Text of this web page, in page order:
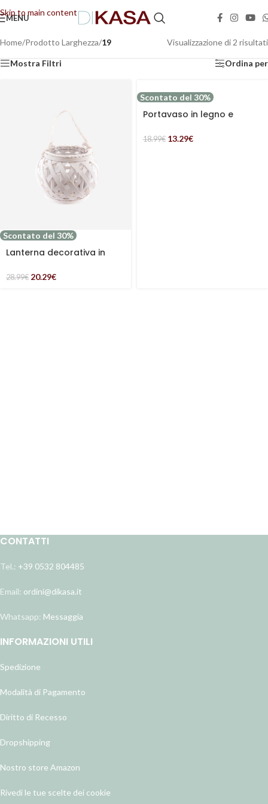
Skip to main content
📢 Dal 08/08/2026 al 23/08/2026 (compresi) gli ordini saranno evasi con tempi di
MENU
Home/Prodotto Larghezza/19 Visualizzazione di 2 risultati
Mostra Filtri Ordina per
Scontato del 30%
Lanterna decorativa in
28.99€ 20.29€
Scontato del 30%
Portavaso in legno e
18.99€ 13.29€
CONTATTI
Tel.: +39 0532 804485
Email: ordini@dikasa.it
Whatsapp: Messaggia
INFORMAZIONI UTILI
Spedizione
Modalità di Pagamento
Diritto di Recesso
Dropshipping
Nostro store Amazon
Rivedi le tue scelte dei cookie